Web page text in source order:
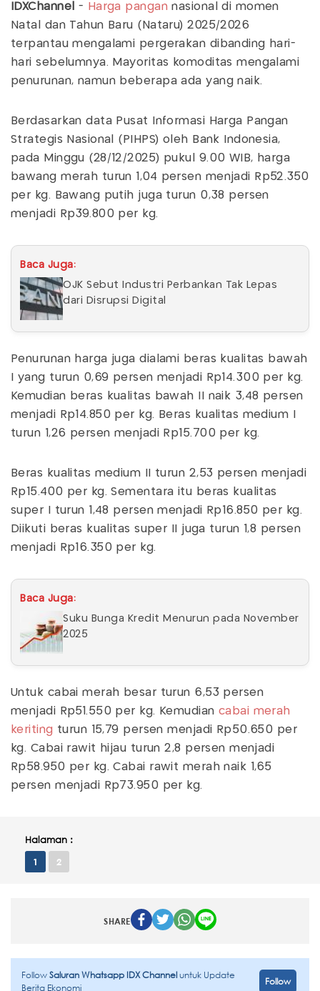
IDXChannel - Harga pangan nasional di momen
Natal dan Tahun Baru (Nataru) 2025/2026
terpantau mengalami pergerakan dibanding hari-
hari sebelumnya. Mayoritas komoditas mengalami
penurunan, namun beberapa ada yang naik.
Berdasarkan data Pusat Informasi Harga Pangan
Strategis Nasional (PIHPS) oleh Bank Indonesia,
pada Minggu (28/12/2025) pukul 9.00 WIB, harga
bawang merah turun 1,04 persen menjadi Rp52.350
per kg. Bawang putih juga turun 0,38 persen
menjadi Rp39.800 per kg.
Baca Juga:
OJK Sebut Industri Perbankan Tak Lepas
dari Disrupsi Digital
Penurunan harga juga dialami beras kualitas bawah
I yang turun 0,69 persen menjadi Rp14.300 per kg.
Kemudian beras kualitas bawah II naik 3,48 persen
menjadi Rp14.850 per kg. Beras kualitas medium I
turun 1,26 persen menjadi Rp15.700 per kg.
Beras kualitas medium II turun 2,53 persen menjadi
Rp15.400 per kg. Sementara itu beras kualitas
super I turun 1,48 persen menjadi Rp16.850 per kg.
Diikuti beras kualitas super II juga turun 1,8 persen
menjadi Rp16.350 per kg.
Baca Juga:
Suku Bunga Kredit Menurun pada November
2025
Untuk cabai merah besar turun 6,53 persen
menjadi Rp51.550 per kg. Kemudian cabai merah
keriting turun 15,79 persen menjadi Rp50.650 per
kg. Cabai rawit hijau turun 2,8 persen menjadi
Rp58.950 per kg. Cabai rawit merah naik 1,65
persen menjadi Rp73.950 per kg.
Halaman :
1 2
SHARE
FollowSaluran Whatsapp IDX Channeluntuk Update
Berita Ekonomi
Follow